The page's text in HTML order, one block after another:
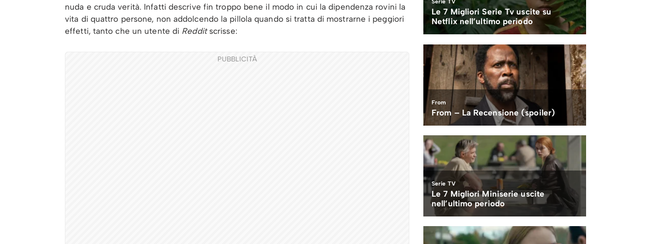
nuda e cruda verità. Infatti descrive fin troppo bene il modo in cui la dipendenza rovini la
vita di quattro persone, non addolcendo la pillola quando si tratta di mostrarne i peggiori
effetti, tanto che un utente di Reddit scrisse:
PUBBLICITÀ